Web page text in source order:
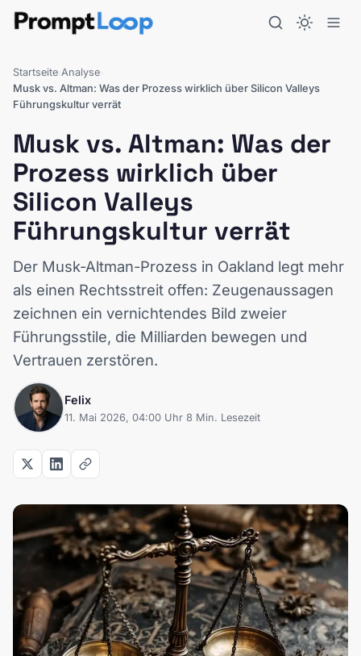
Startseite Analyse
Musk vs. Altman: Was der Prozess wirklich über Silicon Valleys
Führungskultur verrät
Musk vs. Altman: Was der
Prozess wirklich über
Silicon Valleys
Führungskultur verrät
Der Musk-Altman-Prozess in Oakland legt mehr
als einen Rechtsstreit offen: Zeugenaussagen
zeichnen ein vernichtendes Bild zweier
Führungsstile, die Milliarden bewegen und
Vertrauen zerstören.
Felix
11. Mai 2026, 04:00 Uhr 8 Min. Lesezeit